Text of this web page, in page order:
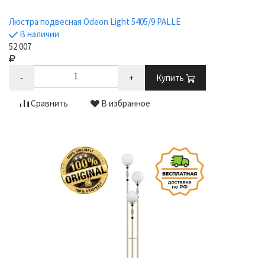
Люстра подвесная Odeon Light 5405/9 PALLE
В наличии
52 007
- + Купить
Сравнить В избранное